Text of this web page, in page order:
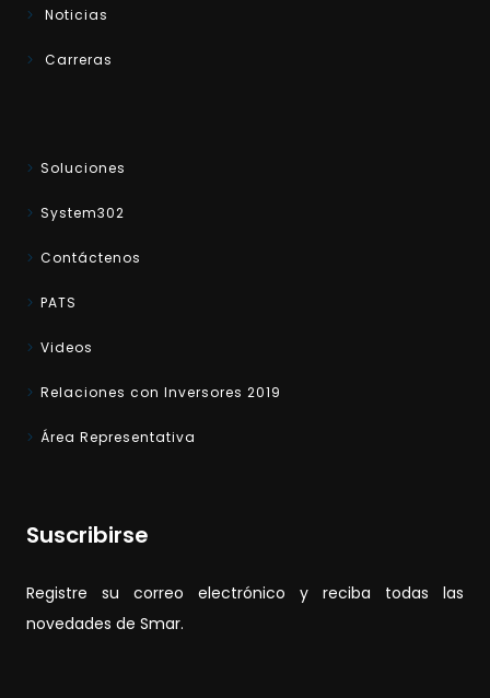
Noticias
Carreras
Soluciones
System302
Contáctenos
PATS
Videos
Relaciones con Inversores 2019
Área Representativa
Suscribirse
Registre su correo electrónico y reciba todas las
novedades de Smar.